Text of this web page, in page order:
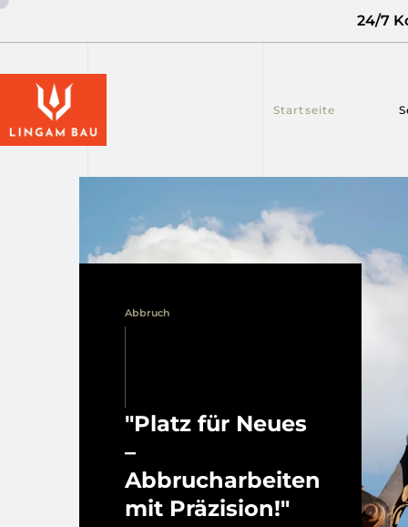
24/7
Startseite
Abbruch
"Platz für Neues
–
Abbrucharbeiten
mit Präzision!"